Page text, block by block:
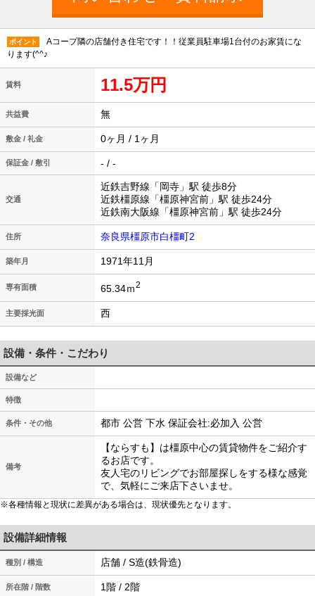
ポイント
Aコープ隣の店舗付き住宅です！！従業員駐車場1台付のお家賃にな
ります(^^♪
賃料 11.5万円
共益費 無
敷金 / 礼金 0ヶ月 / 1ヶ月
保証金 / 敷引 - / -
交通
近鉄吉野線「岡寺」駅 徒歩8分
近鉄橿原線「橿原神宮前」駅 徒歩24分
近鉄南大阪線「橿原神宮前」駅 徒歩24分
住所 奈良県橿原市白橿町2
築年月 1971年11月
専有面積 65.34ｍ2
主要採光面 西
設備・条件・こだわり
設備など
特徴
条件・その他 都市 公営 下水 保証会社:必加入 公営
備考
【ならすも】は橿原中心の賃貸物件をご紹介す
るお店です。
友人宅のリビングでお部屋探しをする様な感覚
で、気軽にご来店下さいませ。
※各種情報と現状に差異がある場合は、現状優先となります。
設備詳細情報
種別 / 構造 店舗 / S造(鉄骨造)
所在階 / 階数 1階 / 2階